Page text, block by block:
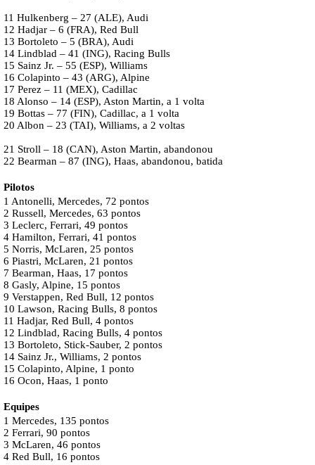
11 Hulkenberg – 27 (ALE), Audi
12 Hadjar – 6 (FRA), Red Bull
13 Bortoleto – 5 (BRA), Audi
14 Lindblad – 41 (ING), Racing Bulls
15 Sainz Jr. – 55 (ESP), Williams
16 Colapinto – 43 (ARG), Alpine
17 Perez – 11 (MEX), Cadillac
18 Alonso – 14 (ESP), Aston Martin, a 1 volta
19 Bottas – 77 (FIN), Cadillac, a 1 volta
20 Albon – 23 (TAI), Williams, a 2 voltas
21 Stroll – 18 (CAN), Aston Martin, abandonou
22 Bearman – 87 (ING), Haas, abandonou, batida
Pilotos
1 Antonelli, Mercedes, 72 pontos
2 Russell, Mercedes, 63 pontos
3 Leclerc, Ferrari, 49 pontos
4 Hamilton, Ferrari, 41 pontos
5 Norris, McLaren, 25 pontos
6 Piastri, McLaren, 21 pontos
7 Bearman, Haas, 17 pontos
8 Gasly, Alpine, 15 pontos
9 Verstappen, Red Bull, 12 pontos
10 Lawson, Racing Bulls, 8 pontos
11 Hadjar, Red Bull, 4 pontos
12 Lindblad, Racing Bulls, 4 pontos
13 Bortoleto, Stick-Sauber, 2 pontos
14 Sainz Jr., Williams, 2 pontos
15 Colapinto, Alpine, 1 ponto
16 Ocon, Haas, 1 ponto
Equipes
1 Mercedes, 135 pontos
2 Ferrari, 90 pontos
3 McLaren, 46 pontos
4 Red Bull, 16 pontos